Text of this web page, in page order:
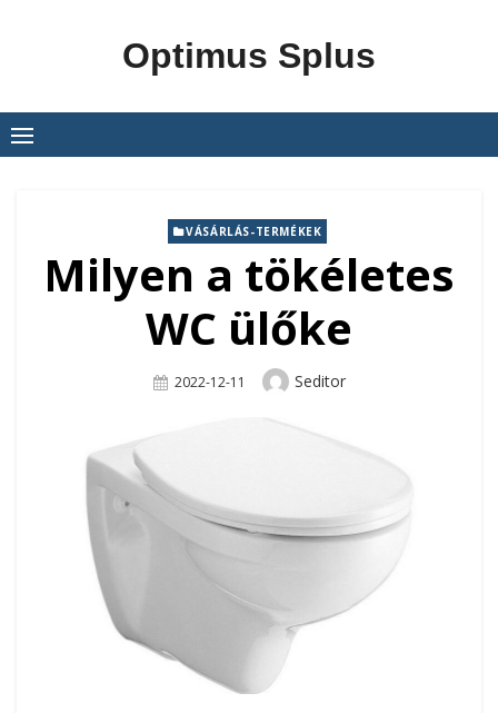
Optimus Splus
VÁSÁRLÁS-TERMÉKEK
Milyen a tökéletes
WC ülőke
Posted
2022-12-11 Author
Seditor